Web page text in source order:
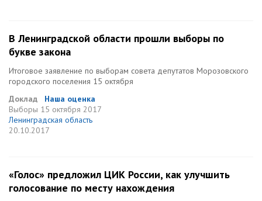
В Ленинградской области прошли выборы по
букве закона
Итоговое заявление по выборам совета депутатов Морозовского
городского поселения 15 октября
Доклад
Наша оценка
Выборы 15 октября 2017
Ленинградская область
20.10.2017
«Голос» предложил ЦИК России, как улучшить
голосование по месту нахождения